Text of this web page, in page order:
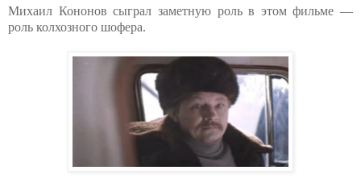
Михаил Кононов сыграл заметную роль в этом фильме —
роль колхозного шофера.